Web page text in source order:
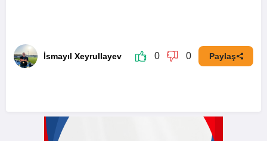
İsmayıl Xeyrullayev 0 0 Paylaş